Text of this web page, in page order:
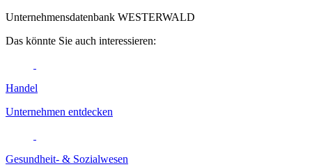
Unternehmensdatenbank WESTERWALD
Das könnte Sie auch interessieren:
Handel
Unternehmen entdecken
Gesundheit- & Sozialwesen